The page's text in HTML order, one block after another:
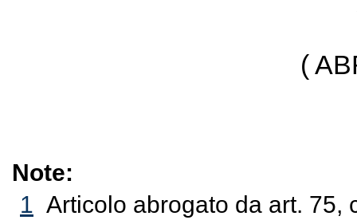
(
Note:
1 Articolo abrogato da art. 75,